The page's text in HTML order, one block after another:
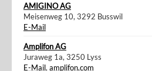
AMIGINO AG
Meisenweg 10, 3292 Busswil
E-Mail
Amplifon AG
Juraweg 1a, 3250 Lyss
E-Mail,amplifon.com